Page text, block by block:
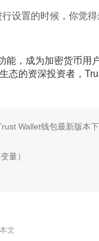
设置的时候，你觉
，成为加密货币用
态的资深投资者，
Wallet钱包最新版本
量）
文